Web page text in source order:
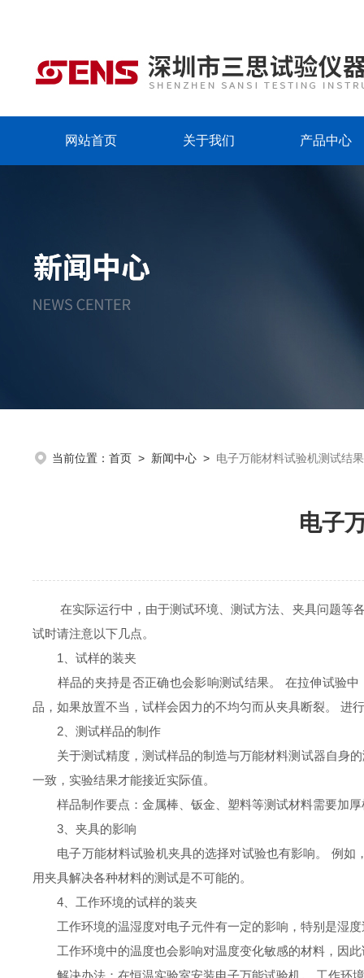
网站首页 关于我们 产品中心
当前位置： 首页 > 新闻中心 > 电子万能材料试验机测试结
电子
在实际运行中，由于测试环境、测试方法、夹具问题等各
试时请注意以下几点。
1、试样的装夹
样品的夹持是否正确也会影响测试结果。 在拉伸试验中
品，如果放置不当，试样会因力的不均匀而从夹具断裂。 进
2、测试样品的制作
关于测试精度，测试样品的制造与万能材料测试器自身的
一致，实验结果才能接近实际值。
样品制作要点：金属棒、钣金、塑料等测试材料需要加厚
3、夹具的影响
电子万能材料试验机夹具的选择对试验也有影响。 例如
用夹具解决各种材料的测试是不可能的。
4、工作环境的试样的装夹
工作环境的温湿度对电子元件有一定的影响，特别是湿度
工作环境中的温度也会影响对温度变化敏感的材料，因此
解决办法：在恒温实验室安装电子万能试验机。 工作环